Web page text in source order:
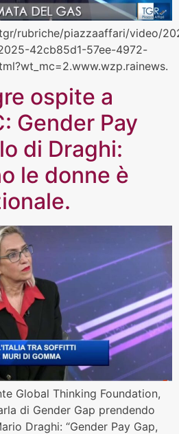
rubriche/piazzaaffari/video/
42cb85d1-57ee-4972-
ospite a
Gender Pay
di Draghi:
le donne è
Global Thinking Foundation,
di Gender Gap prendendo
Draghi: “Gender Pay Gap,